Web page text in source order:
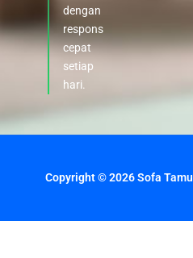
dengan
respons
cepat
setiap
hari.
Copyright © 2026 Sofa